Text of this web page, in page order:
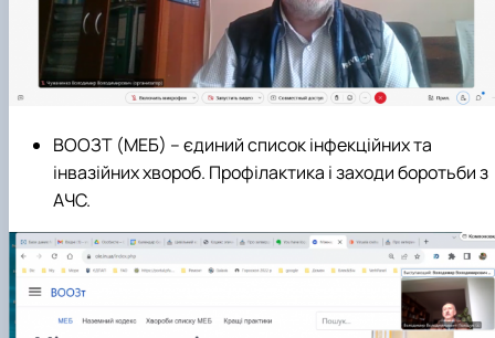
ВООЗТ (МЕБ) – єдиний список інфекційних та
інвазійних хвороб. Профілактика і заходи боротьби з
АЧС.